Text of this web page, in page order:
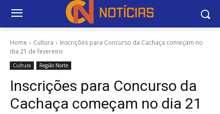
Home Cultura
Inscrições para Concurso da Cachaça começam no
dia 21 de fevereiro
Cultura Região Norte
Inscrições para Concurso da
Cachaça começam no dia 21